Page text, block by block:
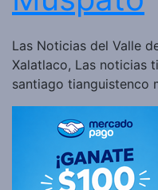
Las Noticias del Valle
Xalatlaco, Las noticias
santiago tianguistenco